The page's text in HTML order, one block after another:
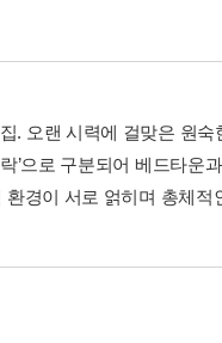
. 오랜 시력에 걸맞은 원숙
’으로 구분되어 베드타운
경이 서로 얽히며 총체적